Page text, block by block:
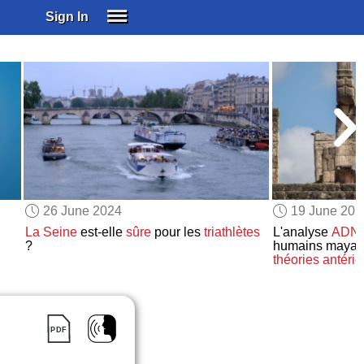
Sign In
SUBSCRIBE
EDUCATIONAL LICENSES
GIFT CARDS
OTHER LANGUAGES
ABOUT US
ALEXA
ADJUST COLORS
26 June 2024
La Seineest-elle sûrepour les triathlètes
?
19 June
L'analyseADN
humains
théories